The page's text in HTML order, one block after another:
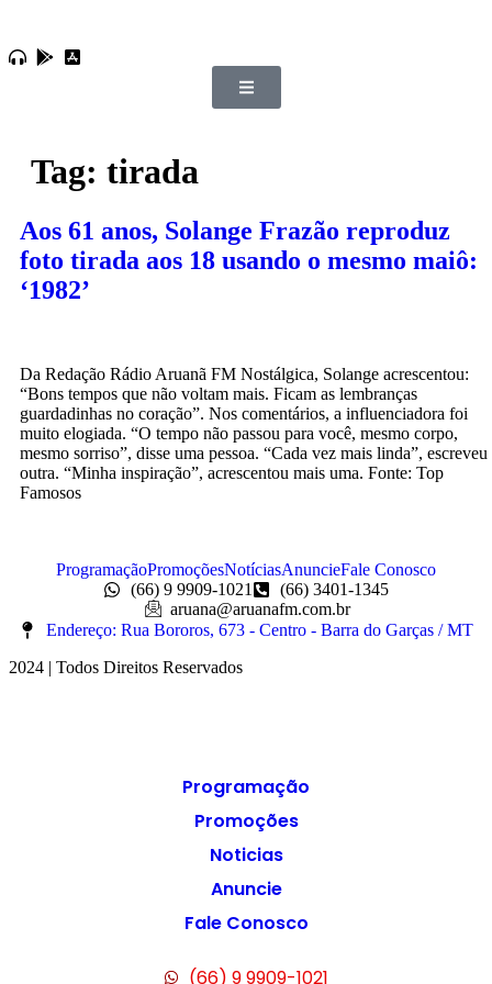
Tag: tirada
Aos 61 anos, Solange Frazão reproduz
foto tirada aos 18 usando o mesmo maiô:
‘1982’
Da Redação Rádio Aruanã FM Nostálgica, Solange acrescentou:
“Bons tempos que não voltam mais. Ficam as lembranças
guardadinhas no coração”. Nos comentários, a influenciadora foi
muito elogiada. “O tempo não passou para você, mesmo corpo,
mesmo sorriso”, disse uma pessoa. “Cada vez mais linda”, escreveu
outra. “Minha inspiração”, acrescentou mais uma. Fonte: Top
Famosos
ProgramaçãoPromoçõesNotíciasAnuncieFale Conosco
(66) 9 9909-1021
(66) 3401-1345
aruana@aruanafm.com.br
Endereço: Rua Bororos, 673 - Centro - Barra do Garças / MT
2024 | Todos Direitos Reservados
Programação
Promoções
Noticias
Anuncie
Fale Conosco
(66) 9 9909-1021